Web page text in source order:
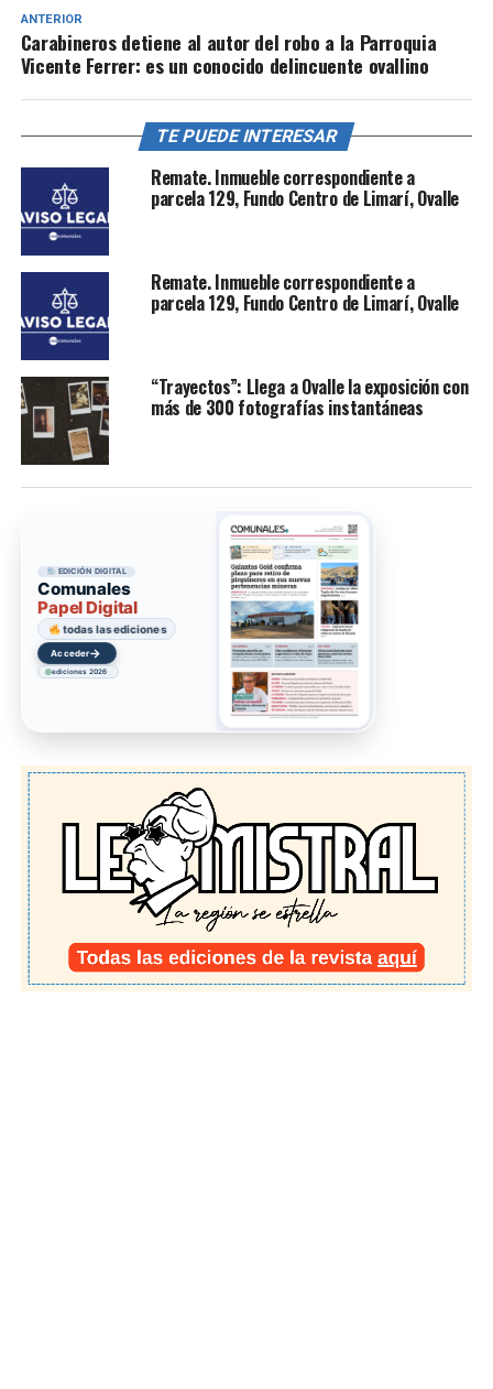
ANTERIOR
Carabineros detiene al autor del robo a la Parroquia
Vicente Ferrer: es un conocido delincuente ovallino
TE PUEDE INTERESAR
Remate. Inmueble correspondiente a
parcela 129, Fundo Centro de Limarí, Ovalle
Remate. Inmueble correspondiente a
parcela 129, Fundo Centro de Limarí, Ovalle
“Trayectos”: Llega a Ovalle la exposición con
más de 300 fotografías instantáneas
EDICIÓN DIGITAL
Comunales
Papel Digital
todas las ediciones
Acceder→
ediciones 2026